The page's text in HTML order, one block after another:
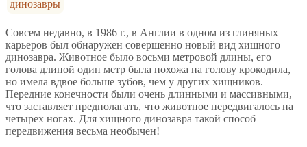
динозавры
Совсем недавно, в 1986 г., в Англии в одном из глиняных
карьеров был обнаружен совершенно новый вид хищного
динозавра. Животное было восьми метровой длины, его
голова длиной один метр была похожа на голову крокодила,
но имела вдвое больше зубов, чем у других хищников.
Передние конечности были очень длинными и массивными,
что заставляет предполагать, что животное передвигалось на
четырех ногах. Для хищного динозавра такой способ
передвижения весьма необычен!